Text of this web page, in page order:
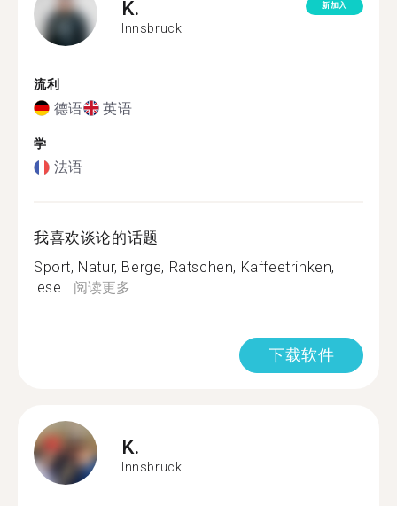
K.
Innsbruck
新加入
流利
德语 英语
学
法语
我喜欢谈论的话题
Sport, Natur, Berge, Ratschen, Kaffeetrinken,
lese...阅读更多
下载软件
K.
Innsbruck